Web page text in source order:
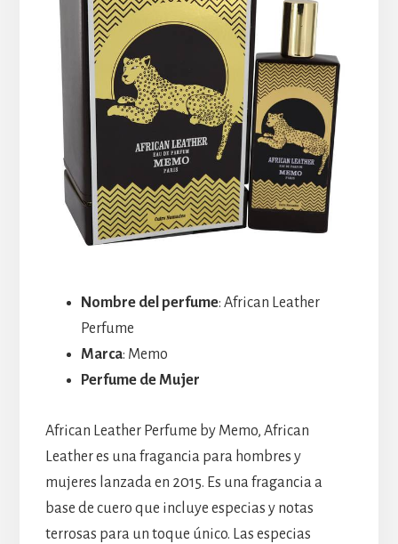
Nombre del perfume: African Leather
Perfume
Marca: Memo
Perfume de Mujer
African Leather Perfume by Memo, African
Leather es una fragancia para hombres y
mujeres lanzada en 2015. Es una fragancia a
base de cuero que incluye especias y notas
terrosas para un toque único. Las especias